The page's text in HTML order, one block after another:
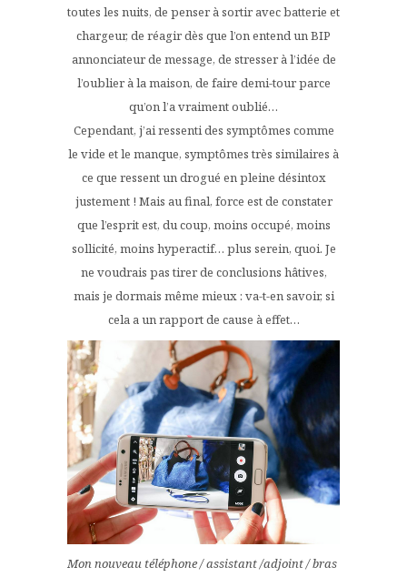
toutes les nuits, de penser à sortir avec batterie et
chargeur, de réagir dès que l’on entend un BIP
annonciateur de message, de stresser à l’idée de
l’oublier à la maison, de faire demi-tour parce
qu’on l’a vraiment oublié…
Cependant, j’ai ressenti des symptômes comme
le vide et le manque, symptômes très similaires à
ce que ressent un drogué en pleine désintox
justement ! Mais au final, force est de constater
que l’esprit est, du coup, moins occupé, moins
sollicité, moins hyperactif… plus serein, quoi. Je
ne voudrais pas tirer de conclusions hâtives,
mais je dormais même mieux : va-t-en savoir, si
cela a un rapport de cause à effet…
Mon nouveau téléphone / assistant /adjoint / bras